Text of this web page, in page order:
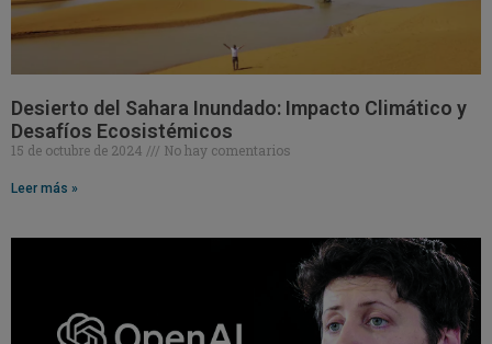
Desierto del Sahara Inundado: Impacto Climático y
Desafíos Ecosistémicos
15 de octubre de 2024 No hay comentarios
Leer más »